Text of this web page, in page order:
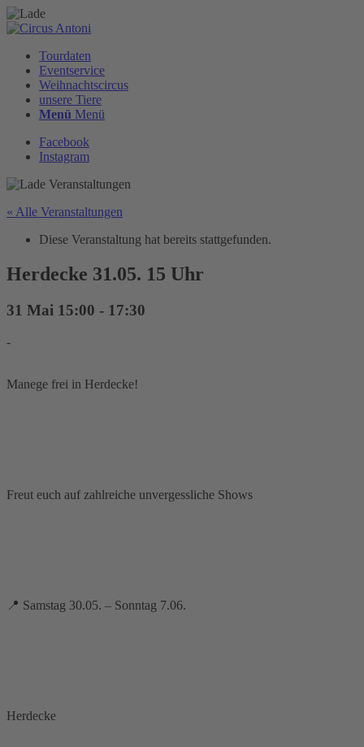
Tourdaten
Eventservice
Weihnachtscircus
unsere Tiere
Menü Menü
Facebook
Instagram
« Alle Veranstaltungen
Diese Veranstaltung hat bereits stattgefunden.
Herdecke 31.05. 15 Uhr
31 Mai 15:00 - 17:30
-
Manege frei in Herdecke!
Freut euch auf zahlreiche unvergessliche Shows
📍 Samstag 30.05. – Sonntag 7.06.
Herdecke